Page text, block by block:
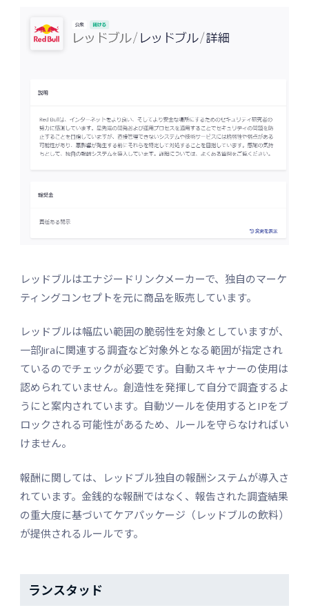
レッドブルはエナジードリンクメーカーで、独自のマーケ
ティングコンセプトを元に商品を販売しています。
レッドブルは幅広い範囲の脆弱性を対象としていますが、
一部Jiraに関連する調査など対象外となる範囲が指定され
ているのでチェックが必要です。自動スキャナーの使用は
認められていません。創造性を発揮して自分で調査するよ
うにと案内されています。自動ツールを使用するとIPをブ
ロックされる可能性があるため、ルールを守らなければい
けません。
報酬に関しては、レッドブル独自の報酬システムが導入さ
れています。金銭的な報酬ではなく、報告された調査結果
の重大度に基づいてケアパッケージ（レッドブルの飲料）
が提供されるルールです。
ランスタッド